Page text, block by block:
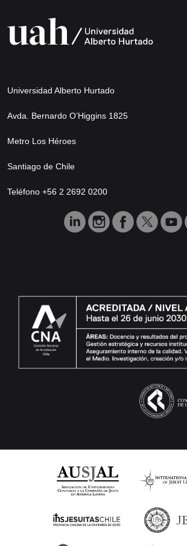
Universidad Alberto Hurtado
Avda. Bernardo O’Higgins 1825
Metro Los Héroes
Santiago de Chile
Teléfono +56 2 2692 0200